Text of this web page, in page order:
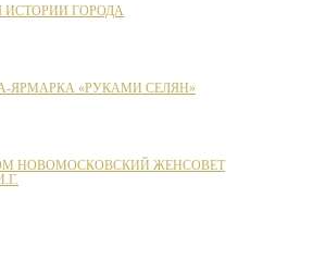
ИСТОРИИ ГОРОДА
ЯРМАРКА «РУКАМИ СЕЛЯН»
НОВОМОСКОВСКИЙ ЖЕНСОВЕТ